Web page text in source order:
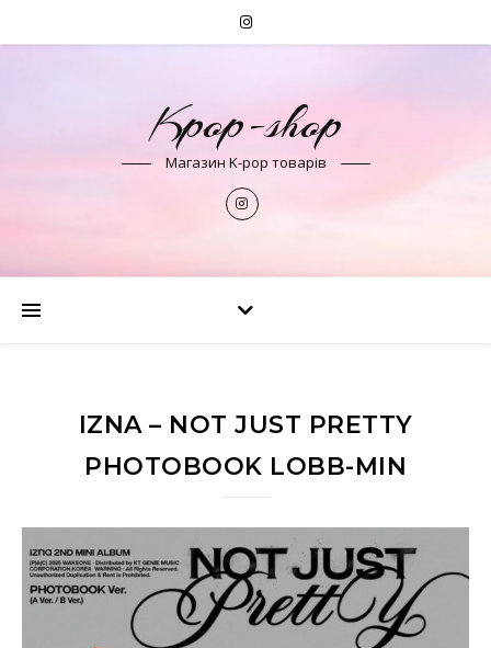
Kpop-shop
Магазин K-pop товарів
IZNA – NOT JUST PRETTY
PHOTOBOOK LOBB-MIN